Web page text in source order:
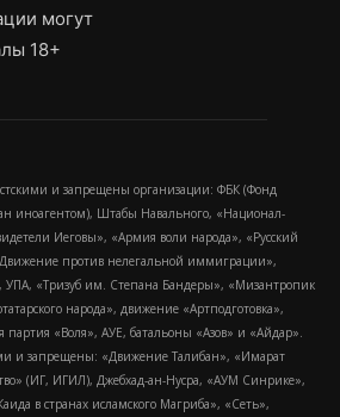
могут
18+
и запрещены организации: ФБК (Фонд
иноагентом), Штабы Навального, «Национал-
Иеговы», «Армия воли народа», «Русский
против нелегальной иммиграции»,
«Тризуб им. Степана Бандеры», «Мизантропик
народа», движение «Артподготовка»,
партия «Воля», АУЕ, батальоны «Азов» и «Айдар».
и запрещены: «Движение Талибан», «Имарат
(ИГ, ИГИЛ), Джебхад-ан-Нусра, «АУМ Синрике»,
в странах исламского Магриба», «Сеть»,